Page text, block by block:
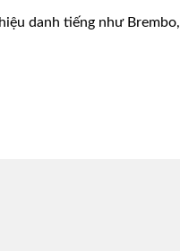
danh tiếng như